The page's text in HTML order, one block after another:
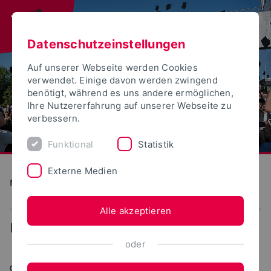
Nachhaltigkeitsmanagement
... Aktuelles
09.04.2024
Datenschutzeinstellungen
Auf unserer Webseite werden Cookies
verwendet. Einige davon werden zwingend
benötigt, während es uns andere ermöglichen,
Ihre Nutzererfahrung auf unserer Webseite zu
verbessern.
Funktional Statistik
Externe Medien
Alle akzeptieren
oder